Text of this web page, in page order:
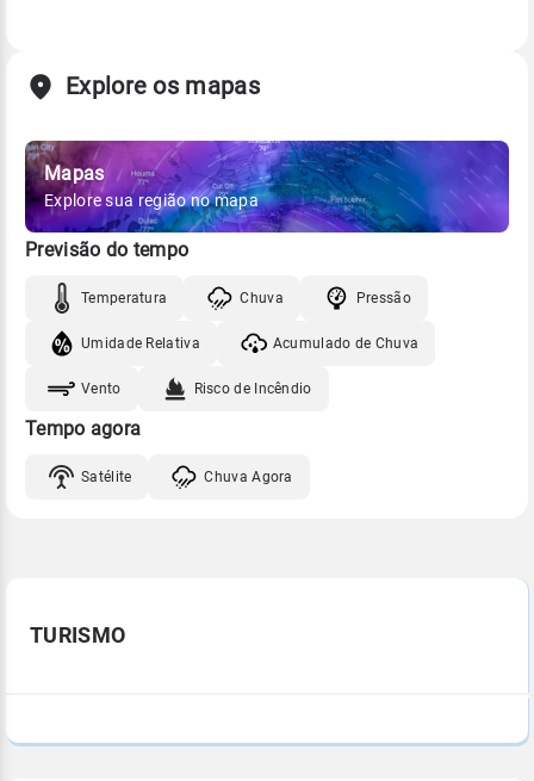
Explore os mapas
Mapas
Explore sua região no mapa
Previsão do tempo
Temperatura Chuva Pressão
Umidade Relativa Acumulado de Chuva
Vento Risco de Incêndio
Tempo agora
Satélite Chuva Agora
TURISMO